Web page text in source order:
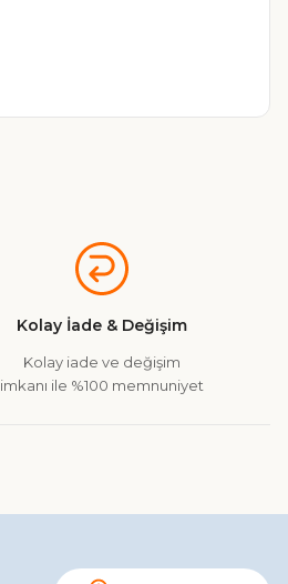
Kolay İade & Değişim
Kolay iade ve değişim
imkanı ile %100 memnuniyet